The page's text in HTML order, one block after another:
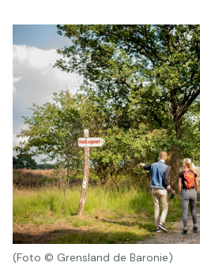
(Foto © Grensland de Baronie)